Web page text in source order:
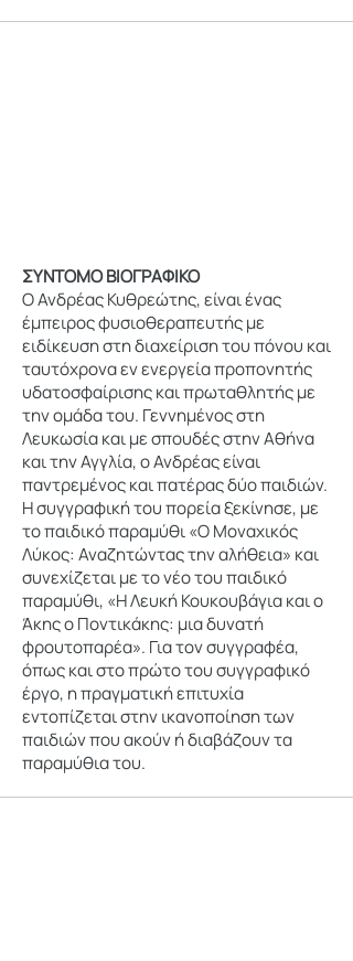
ΣΥΝΤΟΜΟ ΒΙΟΓΡΑΦΙΚΟ
Ο Ανδρέας Κυθρεώτης, είναι ένας
έμπειρος φυσιοθεραπευτής με
ειδίκευση στη διαχείριση του πόνου και
ταυτόχρονα εν ενεργεία προπονητής
υδατοσφαίρισης και πρωταθλητής με
την ομάδα του. Γεννημένος στη
Λευκωσία και με σπουδές στην Αθήνα
και την Αγγλία, ο Ανδρέας είναι
παντρεμένος και πατέρας δύο παιδιών.
Η συγγραφική του πορεία ξεκίνησε, με
το παιδικό παραμύθι «Ο Μοναχικός
Λύκος: Αναζητώντας την αλήθεια» και
συνεχίζεται με το νέο του παιδικό
παραμύθι, «Η Λευκή Κουκουβάγια και ο
Άκης ο Ποντικάκης: μια δυνατή
φρουτοπαρέα». Για τον συγγραφέα,
όπως και στο πρώτο του συγγραφικό
έργο, η πραγματική επιτυχία
εντοπίζεται στην ικανοποίηση των
παιδιών που ακούν ή διαβάζουν τα
παραμύθια του.